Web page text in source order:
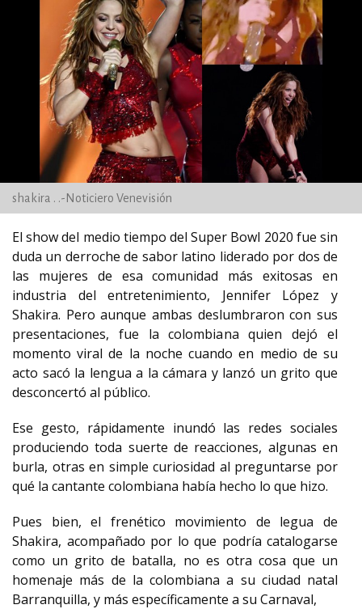
shakira . .-Noticiero Venevisión
El show del medio tiempo del Super Bowl 2020 fue sin
duda un derroche de sabor latino liderado por dos de
las mujeres de esa comunidad más exitosas en
industria del entretenimiento, Jennifer López y
Shakira. Pero aunque ambas deslumbraron con sus
presentaciones, fue la colombiana quien dejó el
momento viral de la noche cuando en medio de su
acto sacó la lengua a la cámara y lanzó un grito que
desconcertó al público.
Ese gesto, rápidamente inundó las redes sociales
produciendo toda suerte de reacciones, algunas en
burla, otras en simple curiosidad al preguntarse por
qué la cantante colombiana había hecho lo que hizo.
Pues bien, el frenético movimiento de legua de
Shakira, acompañado por lo que podría catalogarse
como un grito de batalla, no es otra cosa que un
homenaje más de la colombiana a su ciudad natal
Barranquilla, y más específicamente a su Carnaval,